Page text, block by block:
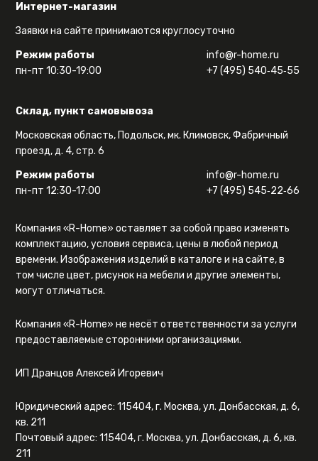
Интернет-магазин
Заявки на сайте принимаются круглосуточно
Режим работы
пн-пт 10:30-19:00
info@r-home.ru
+7 (495) 540‑45‑55
Склад, пункт самовывоза
Московская область, Подольск, мк. Климовск, Фабричный
проезд, д. 4, стр. 6
Режим работы
пн-пт 12:30-17:00
info@r-home.ru
+7 (495) 545‑22‑66
Компания «R-Home» оставляет за собой право изменять
комплектацию, условия сервиса, цены в любой период
времени. Изображения изделий в каталоге и на сайте, в
том числе цвет, рисунок на мебели и другие элементы,
могут отличаться.
Компания «R-Home» не несёт ответственности за услуги
предоставляемые сторонними организациями.
ИП Дранцов Алексей Игоревич
Юридический адрес: 115404, г. Москва, ул. Донбасская, д. 6,
кв. 211
Почтовый адрес: 115404, г. Москва, ул. Донбасская, д. 6, кв.
211